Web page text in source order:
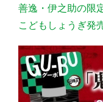
善逸・伊之助の限
こどもしょうぎ発